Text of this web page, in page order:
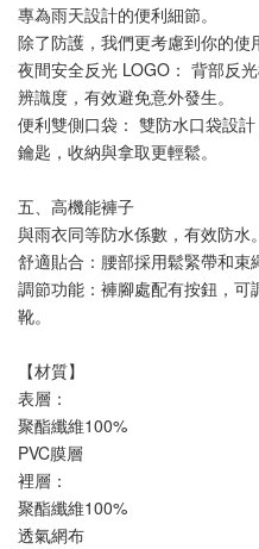
專為雨天設計的便利細節。
除了防護，我們更考慮到你的使
夜間安全反光 LOGO： 背部反
辨識度，有效避免意外發生。
便利雙側口袋： 雙防水口袋設
鑰匙，收納與拿取更輕鬆。
五、高機能褲子
與雨衣同等防水係數，有效防水。
舒適貼合：腰部採用鬆緊帶和束
調節功能：褲腳處配有按鈕，
靴。
【材質】
表層：
聚酯纖維100%
PVC膜層
裡層：
聚酯纖維100%
透氣網布